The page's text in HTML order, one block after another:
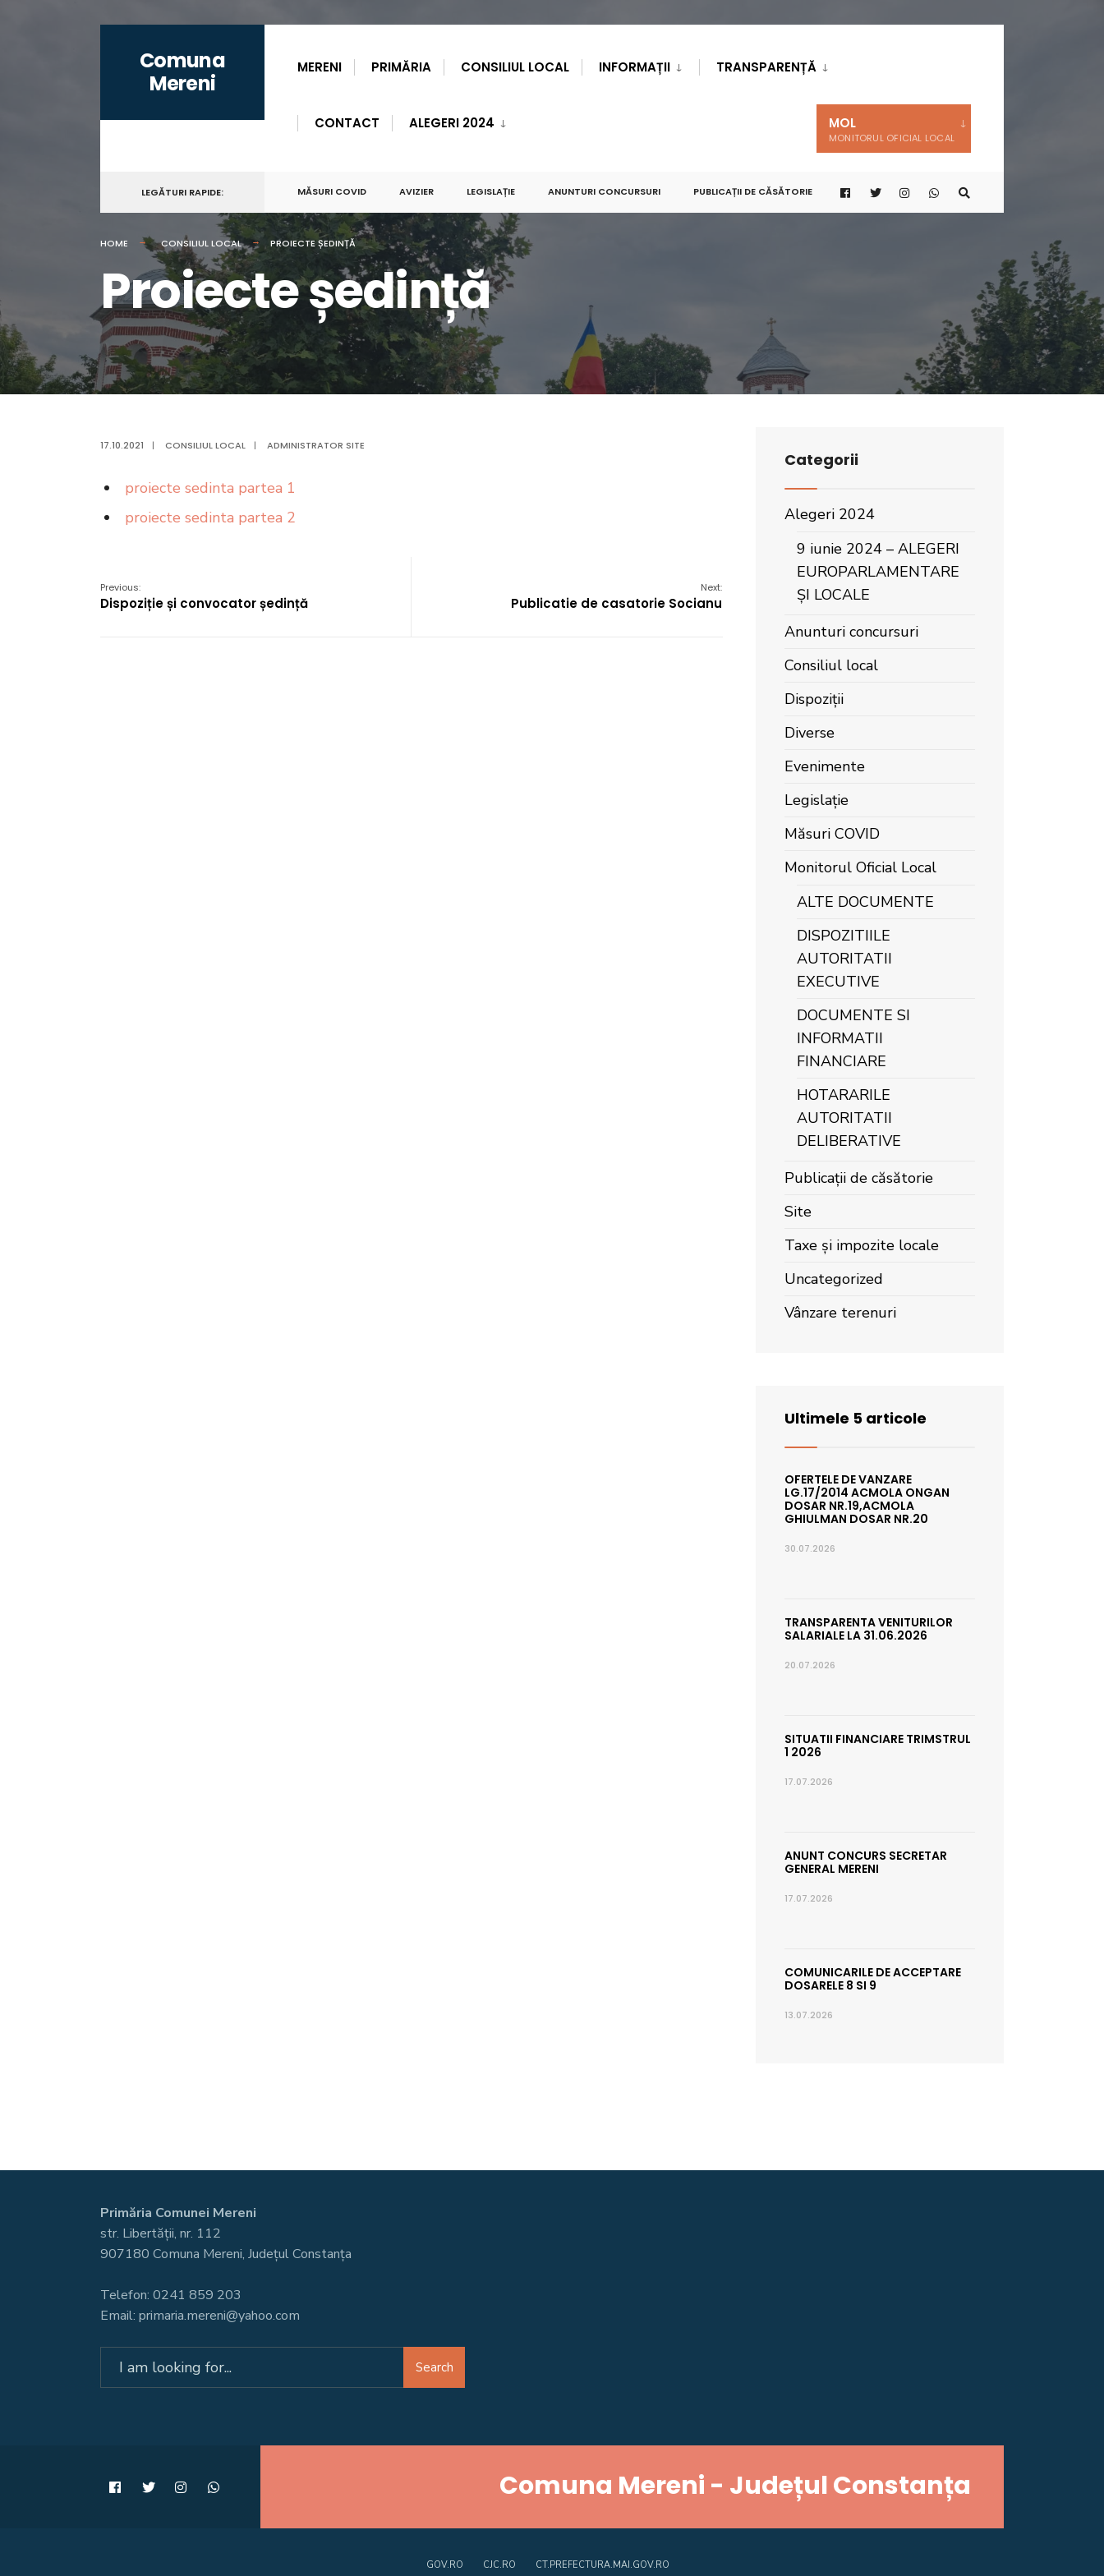
content
Comuna
Mereni
MERENI PRIMĂRIA CONSILIUL LOCAL INFORMAȚII TRANSPARENȚĂ
MOL
MONITORUL OFICIAL LOCAL
CONTACT ALEGERI 2024
LEGĂTURI RAPIDE: MĂSURI COVID AVIZIER LEGISLAȚIE ANUNTURI CONCURSURI PUBLICAȚII DE CĂSĂTORIE
HOME CONSILIUL LOCAL PROIECTE ȘEDINȚĂ
Proiecte ședință
17.10.2021 | CONSILIUL LOCAL | ADMINISTRATOR SITE
proiecte sedinta partea 1
proiecte sedinta partea 2
Previous:
Dispoziție și convocator ședință
Next:
Publicatie de casatorie Socianu
Categorii
Alegeri 2024
9 iunie 2024 – ALEGERI
EUROPARLAMENTARE
ȘI LOCALE
Anunturi concursuri
Consiliul local
Dispoziții
Diverse
Evenimente
Legislație
Măsuri COVID
Monitorul Oficial Local
ALTE DOCUMENTE
DISPOZITIILE
AUTORITATII
EXECUTIVE
DOCUMENTE SI
INFORMATII
FINANCIARE
HOTARARILE
AUTORITATII
DELIBERATIVE
Publicații de căsătorie
Site
Taxe și impozite locale
Uncategorized
Vânzare terenuri
Ultimele 5 articole
OFERTELE DE VANZARE
LG.17/2014 ACMOLA ONGAN
DOSAR NR.19,ACMOLA
GHIULMAN DOSAR NR.20
30.07.2026
TRANSPARENTA VENITURILOR
SALARIALE LA 31.06.2026
20.07.2026
SITUATII FINANCIARE TRIMSTRUL
1 2026
17.07.2026
ANUNT CONCURS SECRETAR
GENERAL MERENI
17.07.2026
COMUNICARILE DE ACCEPTARE
DOSARELE 8 SI 9
13.07.2026
Primăria Comunei Mereni
str. Libertății, nr. 112
907180 Comuna Mereni, Județul Constanța
Telefon: 0241 859 203
Email: primaria.mereni@yahoo.com
Search
Comuna Mereni - Județul Constanța
GOV.RO CJC.RO CT.PREFECTURA.MAI.GOV.RO